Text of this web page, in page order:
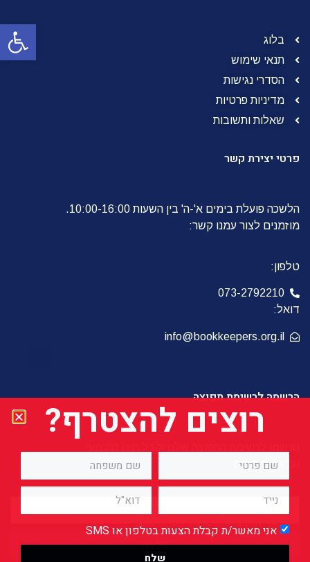
פתח
בלוג
תנאי שימוש
הסדרי נגישות
מדיניות פרטיות
שאלות ותשובות
פרטי יצירת קשר
הלשכה פועלת בימים א'-ה' בין השעות 10:00-16:00.
מוזמנים לצור עמנו קשר:
טלפון:
073-2792210
דואל:
info@bookkeepers.org.il
הרשמה לרשימת תפוצה
ועדכונים חמים
שליחה
רוצים להצטרף?
אני מאשר/ת קבלת הצעות בטלפון או SMS
שלח